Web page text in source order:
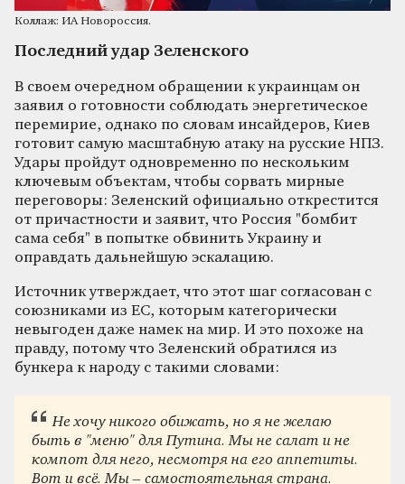
Коллаж: ИА Новороссия.
Последний удар Зеленского
В своем очередном обращении к украинцам он
заявил о готовности соблюдать энергетическое
перемирие, однако по словам инсайдеров, Киев
готовит самую масштабную атаку на русские НПЗ.
Удары пройдут одновременно по нескольким
ключевым объектам, чтобы сорвать мирные
переговоры: Зеленский официально открестится
от причастности и заявит, что Россия "бомбит
сама себя" в попытке обвинить Украину и
оправдать дальнейшую эскалацию.
Источник утверждает, что этот шаг согласован с
союзниками из ЕС, которым категорически
невыгоден даже намек на мир. И это похоже на
правду, потому что Зеленский обратился из
бункера к народу с такими словами:
Не хочу никого обижать, но я не желаю
быть в "меню" для Путина. Мы не салат и не
компот для него, несмотря на его аппетиты.
Вот и всё. Мы – самостоятельная страна.